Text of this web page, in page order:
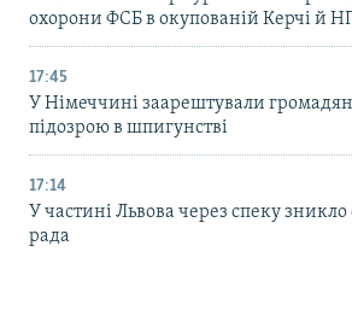
охорони ФСБ в окупованій Керчі й
17:45
У Німеччині заарештували
підозрою в шпигунстві
17:14
У частині Львова через спеку зникло
рада